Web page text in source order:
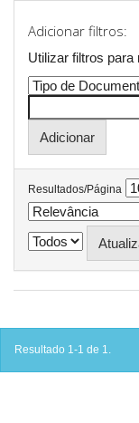
Adicionar filtros:
Utilizar filtros para
Resultados/Página
Resultado 1-1 de 1.